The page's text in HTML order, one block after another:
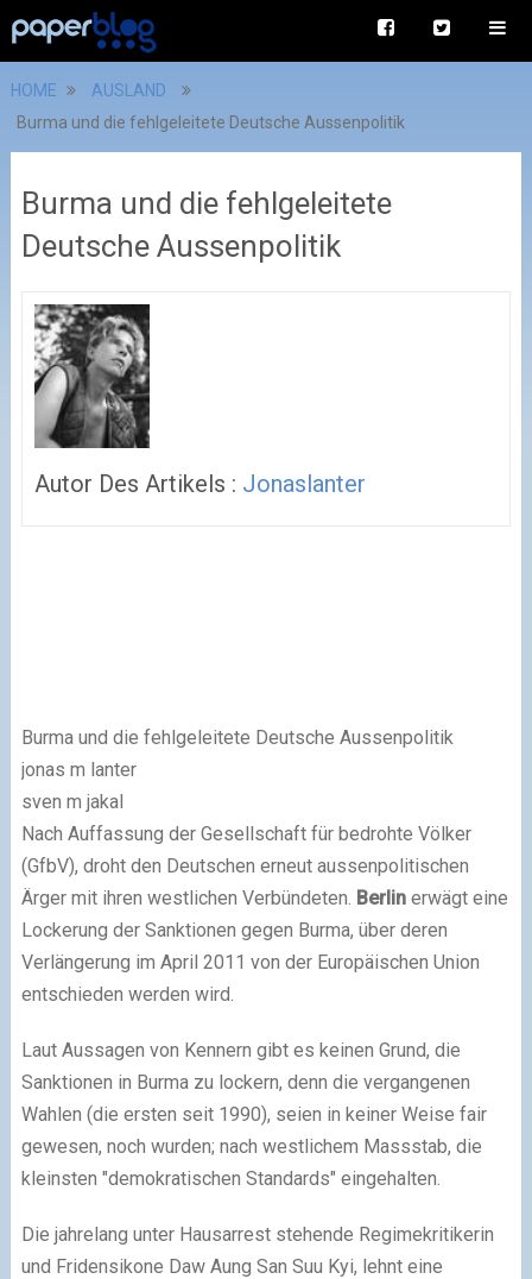
HOME
AUSLAND
Burma und die fehlgeleitete Deutsche Aussenpolitik
Burma und die fehlgeleitete
Deutsche Aussenpolitik
Autor Des Artikels : Jonaslanter
Burma und die fehlgeleitete Deutsche Aussenpolitik
jonas m lanter
sven m jakal
Nach Auffassung der Gesellschaft für bedrohte Völker
(GfbV), droht den Deutschen erneut aussenpolitischen
Ärger mit ihren westlichen Verbündeten. Berlinerwägt eine
Lockerung der Sanktionen gegen Burma, über deren
Verlängerung im April 2011 von der Europäischen Union
entschieden werden wird.
Laut Aussagen von Kennern gibt es keinen Grund, die
Sanktionen in Burma zu lockern, denn die vergangenen
Wahlen (die ersten seit 1990), seien in keiner Weise fair
gewesen, noch wurden; nach westlichem Massstab, die
kleinsten "demokratischen Standards" eingehalten.
Die jahrelang unter Hausarrest stehende Regimekritikerin
und Fridensikone Daw Aung San Suu Kyi, lehnt eine